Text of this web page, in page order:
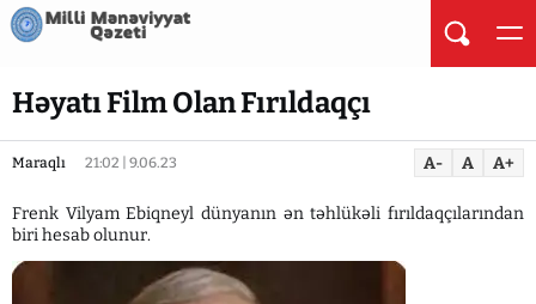
Həyatı Film Olan Fırıldaqçı
Maraqlı 21:02 | 9.06.23 A- A A+
Frenk Vilyam Ebiqneyl dünyanın ən təhlükəli fırıldaqçılarından
biri hesab olunur.